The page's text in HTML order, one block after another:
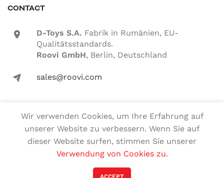
CONTACT
location-icon D-Toys S.A. Fabrik in Rumänien, EU-
Qualitätsstandards.
Roovi GmbH, Berlin, Deutschland
mail-icon sales@roovi.com
Alle Rechte vorbehalten
Wir verwenden Cookies, um Ihre Erfahrung auf
unserer Website zu verbessern. Wenn Sie auf
dieser Website surfen, stimmen Sie unserer
Verwendung von Cookies zu.
ACCEPT
Deutsch English(Englisch
Rumänisch)